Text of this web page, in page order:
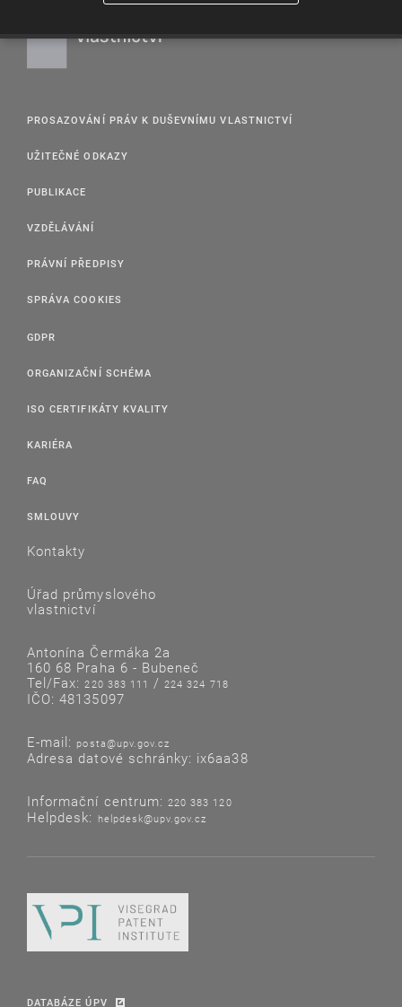
PROSAZOVÁNÍ PRÁV K DUŠEVNÍMU VLASTNICTVÍ
UŽITEČNÉ ODKAZY
PUBLIKACE
VZDĚLÁVÁNÍ
PRÁVNÍ PŘEDPISY
SPRÁVA COOKIES
GDPR
ORGANIZAČNÍ SCHÉMA
ISO CERTIFIKÁTY KVALITY
KARIÉRA
FAQ
SMLOUVY
Kontakty
Úřad průmyslového
vlastnictví
Antonína Čermáka 2a
160 68 Praha 6 - Bubeneč
Tel/Fax:220 383 111 /224 324 718
IČO: 48135097
E-mail: posta@upv.gov.cz
Adresa datové schránky: ix6aa38
Informační centrum: 220 383 120
Helpdesk: helpdesk@upv.gov.cz
DATABÁZE ÚPV